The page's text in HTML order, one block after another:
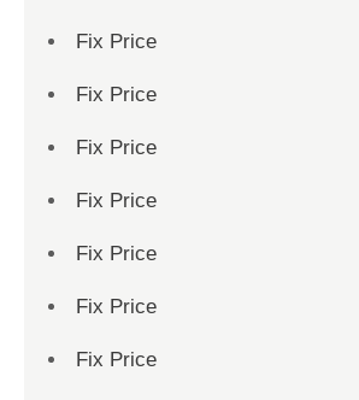
Fix Price
Fix Price
Fix Price
Fix Price
Fix Price
Fix Price
Fix Price